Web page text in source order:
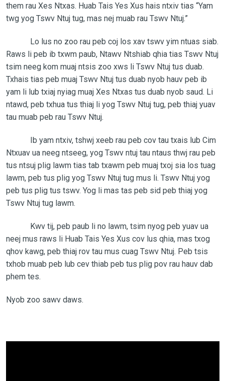
them rau Xes Ntxas. Huab Tais Yes Xus hais ntxiv tias “Yam
twg yog Tswv Ntuj tug, mas nej muab rau Tswv Ntuj.”
Lo lus no zoo rau peb coj los xav tswv yim ntuas siab.
Raws li peb ib txwm paub, Ntawv Ntshiab qhia tias Tswv Ntuj
tsim neeg kom muaj ntsis zoo xws li Tswv Ntuj tus duab.
Txhais tias peb muaj Tswv Ntuj tus duab nyob hauv peb ib
yam li lub txiaj nyiag muaj Xes Ntxas tus duab nyob saud. Li
ntawd, peb txhua tus thiaj li yog Tswv Ntuj tug, peb thiaj yuav
tau muab peb rau Tswv Ntuj.
Ib yam ntxiv, tshwj xeeb rau peb cov tau txais lub Cim
Ntxuav ua neeg ntseeg, yog Tswv ntuj tau ntaus thwj rau peb
tus ntsuj plig lawm tias tab txawm peb muaj txoj sia los tuag
lawm, peb tus plig yog Tswv Ntuj tug mus li. Tswv Ntuj yog
peb tus plig tus tswv. Yog li mas tas peb sid peb thiaj yog
Tswv Ntuj tug lawm.
Kwv tij, peb paub li no lawm, tsim nyog peb yuav ua
neej mus raws li Huab Tais Yes Xus cov lus qhia, mas txog
qhov kawg, peb thiaj rov tau mus cuag Tswv Ntuj. Peb tsis
txhob muab peb lub cev thiab peb tus plig pov rau hauv dab
phem tes.
Nyob zoo sawv daws.